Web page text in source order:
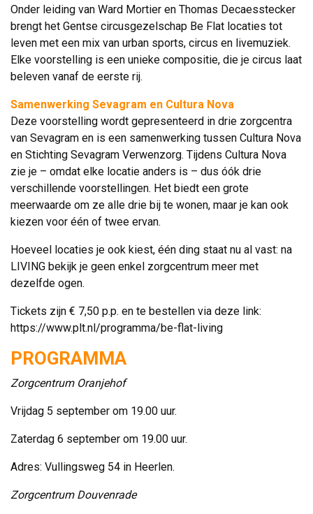
Onder leiding van Ward Mortier en Thomas Decaesstecker
brengt het Gentse circusgezelschap Be Flat locaties tot
leven met een mix van urban sports, circus en livemuziek.
Elke voorstelling is een unieke compositie, die je circus laat
beleven vanaf de eerste rij.
Samenwerking Sevagram en Cultura Nova
Deze voorstelling wordt gepresenteerd in drie zorgcentra
van Sevagram en is een samenwerking tussen Cultura Nova
en Stichting Sevagram Verwenzorg. Tijdens Cultura Nova
zie je – omdat elke locatie anders is – dus óók drie
verschillende voorstellingen. Het biedt een grote
meerwaarde om ze alle drie bij te wonen, maar je kan ook
kiezen voor één of twee ervan.
Hoeveel locaties je ook kiest, één ding staat nu al vast: na
LIVING bekijk je geen enkel zorgcentrum meer met
dezelfde ogen.
Tickets zijn € 7,50 p.p. en te bestellen via deze link:
https://www.plt.nl/programma/be-flat-living
PROGRAMMA
Zorgcentrum Oranjehof
Vrijdag 5 september om 19.00 uur.
Zaterdag 6 september om 19.00 uur.
Adres: Vullingsweg 54 in Heerlen.
Zorgcentrum Douvenrade